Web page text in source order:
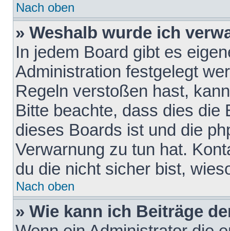
Nach oben
» Weshalb wurde ich
In jedem Board gibt es
Administration festgelegt
Regeln verstoßen hast,
Bitte beachte, dass dies die
dieses Boards ist und die
Verwarnung zu tun hat.
du die nicht sicher bist,
Nach oben
» Wie kann ich Beiträge